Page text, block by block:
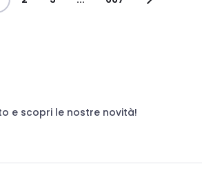
e scopri le nostre novità!